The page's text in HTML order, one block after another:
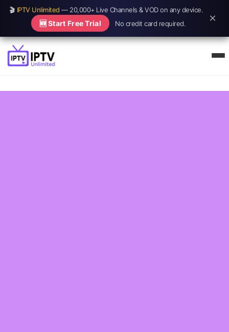
🎬 IPTV Unlimited — 20,000+ Live Channels & VOD on any device.
🆕 Start Free Trial No credit card required. ×